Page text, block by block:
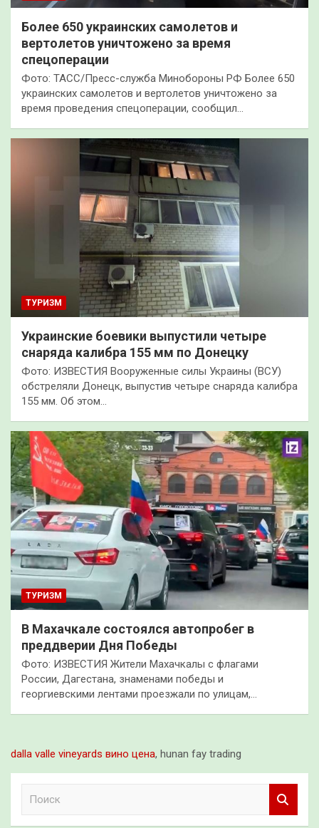
Более 650 украинских самолетов и
вертолетов уничтожено за время
спецоперации
Фото: ТАСC/Пресс-служба Минобороны РФ Более 650
украинских самолетов и вертолетов уничтожено за
время проведения спецоперации, сообщил…
ТУРИЗМ
Украинские боевики выпустили четыре
снаряда калибра 155 мм по Донецку
Фото: ИЗВЕСТИЯ Вооруженные силы Украины (ВСУ)
обстреляли Донецк, выпустив четыре снаряда калибра
155 мм. Об этом…
ТУРИЗМ
В Махачкале состоялся автопробег в
преддверии Дня Победы
Фото: ИЗВЕСТИЯ Жители Махачкалы с флагами
России, Дагестана, знаменами победы и
георгиевскими лентами проезжали по улицам,…
dalla valle vineyards вино цена, hunan fay trading